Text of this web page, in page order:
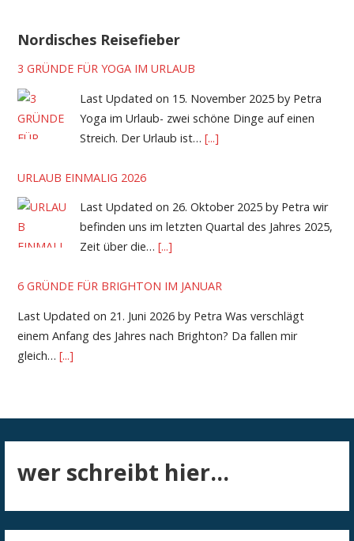
Nordisches Reisefieber
3 GRÜNDE FÜR YOGA IM URLAUB
Last Updated on 15. November 2025 by Petra
Yoga im Urlaub- zwei schöne Dinge auf einen
Streich. Der Urlaub ist… [...]
URLAUB EINMALIG 2026
Last Updated on 26. Oktober 2025 by Petra wir
befinden uns im letzten Quartal des Jahres 2025,
Zeit über die… [...]
6 GRÜNDE FÜR BRIGHTON IM JANUAR
Last Updated on 21. Juni 2026 by Petra Was verschlägt
einem Anfang des Jahres nach Brighton? Da fallen mir
gleich…[...]
wer schreibt hier...